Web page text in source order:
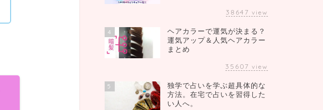
38647 view
4
ヘアカラーで運気が決まる？
運気アップ＆人気ヘアカラー
まとめ
35607 view
5
独学で占いを学ぶ超具体的な
方法。在宅で占いを習得した
い人へ。